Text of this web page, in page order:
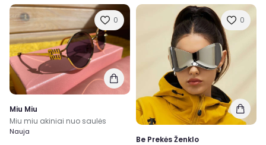
0
Miu Miu
Miu miu akiniai nuo saulės
Nauja
0
Be Prekės Ženklo